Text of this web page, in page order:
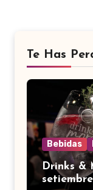
Te Has
Bebidas
Drinks &